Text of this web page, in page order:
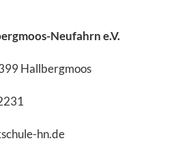
Neufahrn e.V.
Hallbergmoos
hn.de